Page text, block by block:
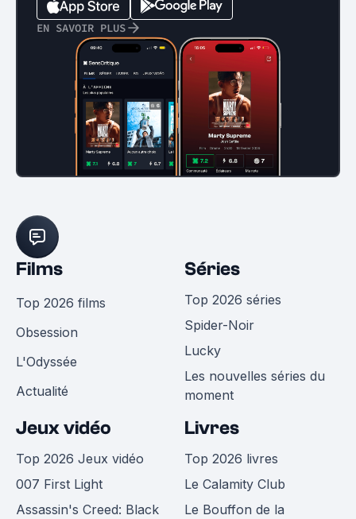
EN SAVOIR PLUS
Films
Top 2026 films
Obsession
L'Odyssée
Actualité
Séries
Top 2026 séries
Spider-Noir
Lucky
Les nouvelles séries du
moment
Jeux vidéo
Top 2026 Jeux vidéo
007 First Light
Assassin's Creed: Black
Livres
Top 2026 livres
Le Calamity Club
Le Bouffon de la